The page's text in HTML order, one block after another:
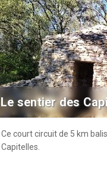
Le sentier des
Ce court circuit de 5 km
Capitelles.